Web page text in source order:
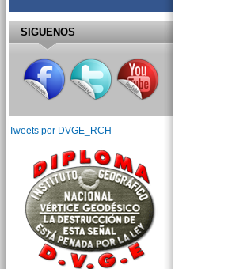
SIGUENOS
Tweets por DVGE_RCH